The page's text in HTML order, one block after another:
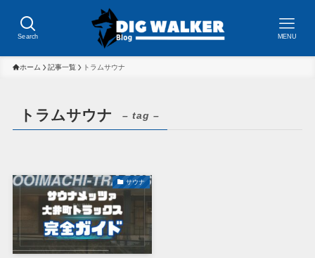
Search MENU
ホーム 記事一覧 トラムサウナ
トラムサウナ – tag –
サウナ